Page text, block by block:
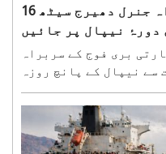
بھارتی بری فوج کے سربراہ جنرل دھیرج سیٹھ 16
دورۂ نیپال پر جائیں
گے
06 اگست (ہ س)۔ بھارتی بری فوج کے سربراہ
سیٹھ 16 اگست سے نیپال کے پانچ روزہ
سگدیل کی باضابطہ
کو بھارت اور نیپال کے
درمیان ..